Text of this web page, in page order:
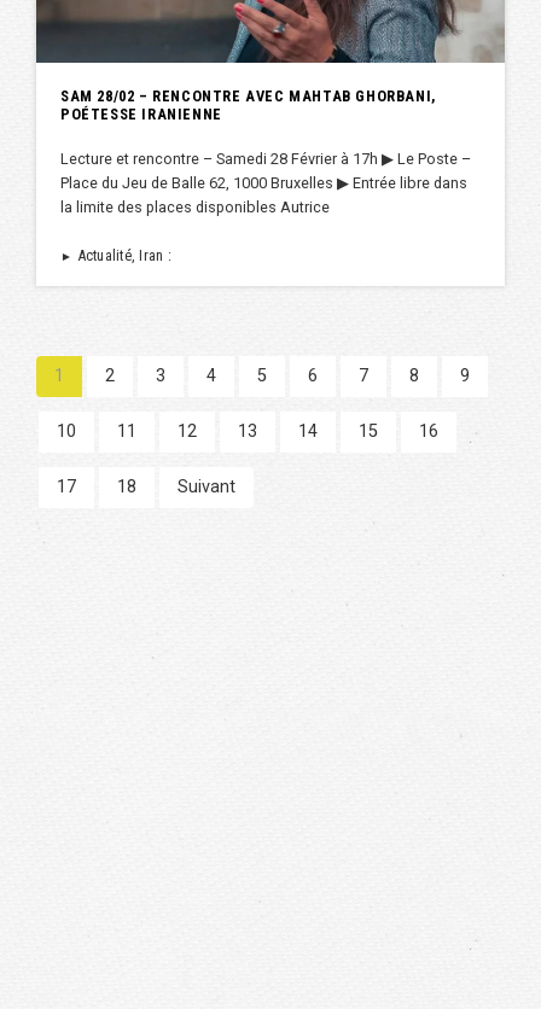
SAM 28/02 – RENCONTRE AVEC MAHTAB GHORBANI,
POÉTESSE IRANIENNE
Lecture et rencontre – Samedi 28 Février à 17h ▶︎ Le Poste –
Place du Jeu de Balle 62, 1000 Bruxelles ▶︎ Entrée libre dans
la limite des places disponibles Autrice
► Actualité, Iran :
1 2 3 4 5 6 7 8 9
10 11 12 13 14 15 16
17 18 Suivant